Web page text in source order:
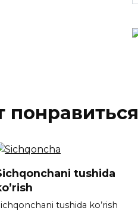
tushida
tushida ko’rish